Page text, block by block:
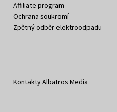
Affiliate program
Ochrana soukromí
Zpětný odběr elektroodpadu
Kontakty Albatros Media